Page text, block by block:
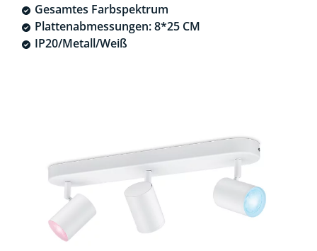
Gesamtes Farbspektrum
Plattenabmessungen: 8*25 CM
IP20/Metall/Weiß